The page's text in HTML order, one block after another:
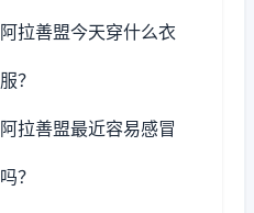
阿拉善盟今天穿什么衣
服？
阿拉善盟最近容易感冒
吗？